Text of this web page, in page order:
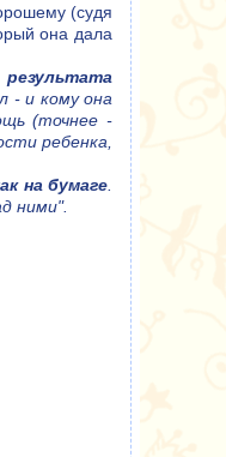
(судя
она дала
- и кому она
(точнее -
ребенка,
на бумаге
ними".